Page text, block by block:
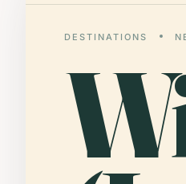
DESTINATIONS